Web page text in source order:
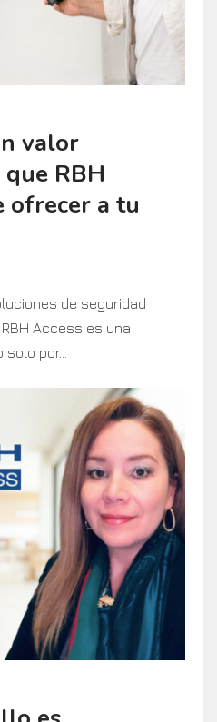
valor
RBH
ofrecer a tu
de seguridad
Access es una
por...